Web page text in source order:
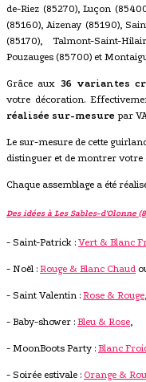
de-Riez (85270), Luçon
(85160), Aizenay (85190),
(85170), Talmont-Saint-
Pouzauges (85700) et
Grâce aux 36 variantes
votre décoration.
réalisée sur-mesure par
Le sur-mesure de cette
distinguer et de montrer votre
Chaque assemblage a été
Des idées à Les Sables-d'Olonne
- Saint-Patrick : Vert & Blanc
- Noël : Rouge & Blanc Chaud
- Saint Valentin : Rose & Rouge,
- Baby-shower : Bleu & Rose,
- MoonBoots Party : Blanc
- Soirée estivale : Orange &